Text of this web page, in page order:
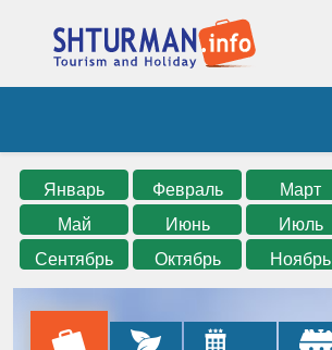
Январь Февраль Март
Май
Июнь Июль
Сентябрь
Октябрь Ноябрь